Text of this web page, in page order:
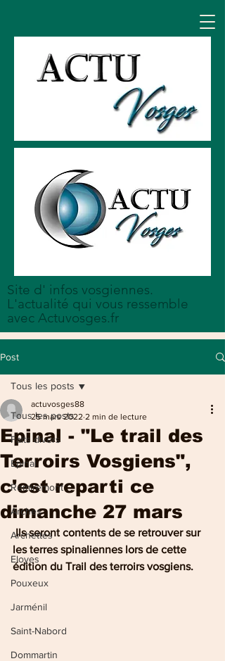
Site d' infos vosgiennes.
L'actualité qui vous ressemble
avec Actuvosges.fr
Post
Tous les posts
Faits divers
Epinal
Remiremont
Arches
Archettes
Eloyes
Pouxeux
Jarménil
Saint-Nabord
Dommartin
Tous les posts
Epinal - "Le trail des
Terroirs Vosgiens",
c'est reparti ce
dimanche 27 mars
actuvosges88
25 mars 2022 2 min de lecture
Ils seront contents de se retrouver sur
les terres spinaliennes lors de cette
édition du Trail des terroirs vosgiens.